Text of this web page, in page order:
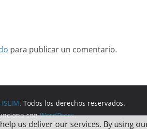
para publicar un comentario.
. Todos los derechos reservados.
conWordPress.
us deliver our services. By using